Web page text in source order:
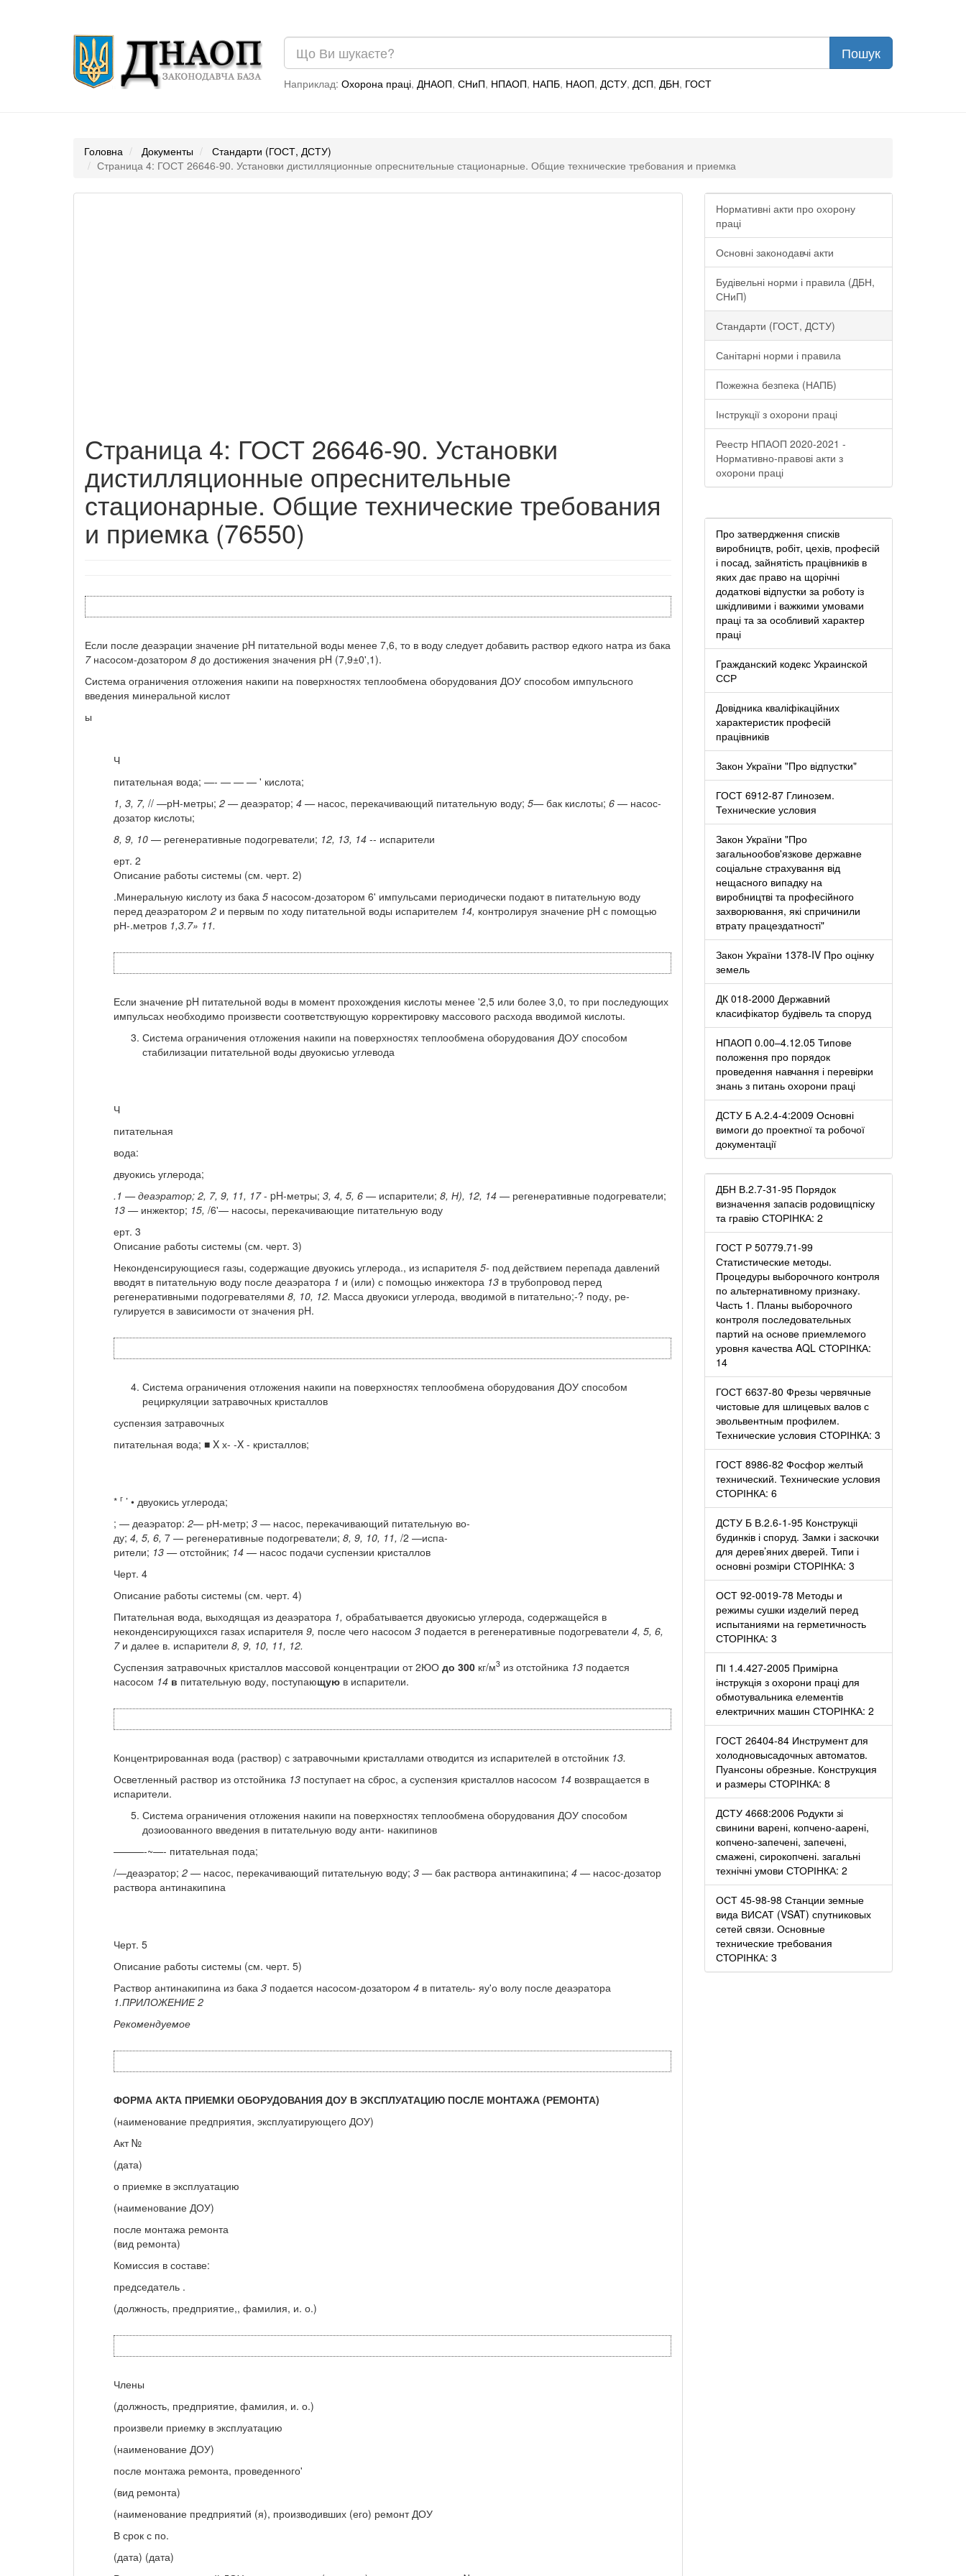
Наприклад: Охорона праці, ДНАОП, СНиП, НПАОП, НАПБ, НАОП, ДСТУ, ДСП, ДБН, ГОСТ
Головна Документы
Стандарти (ГОСТ, ДСТУ)
Страница 4: ГОСТ 26646-90. Установки дистилляционные опреснительные стационарные. Общие технические требования и приемка
Страница 4: ГОСТ 26646-90. Установки
дистилляционные опреснительные
стационарные. Общие технические требования
и приемка (76550)
Если после деаэрации значение pH питательной воды менее 7,6, то в воду следует добавить раствор едкого натра из бака
7насосом-дозатором 8 до дости­жения значения pH (7,9±0',1).
Система ограничения отложения накипи на поверхностях теплообмена обо­рудования ДОУ способом импульсного
введения минеральной кислот
ы
Ч
питательная вода; —- — — — ' кислота;
1, 3, 7, // —рН-метры; 2 —деаэратор; 4 —насос, перекачивающий питательную воду; 5—бак кислоты; 6 — насос-
дозатор кислоты;
8, 9, 10 — регенеративные подогреватели; 12, 13, 14 -- испарители
ерт. 2
Описание работы системы (см. черт. 2)
.Минеральную кислоту из бака 5 насосом-дозатором 6' импульсами периоди­чески подают в питательную воду
перед деаэратором 2 и первым по ходу пита­тельной воды испарителем 14, контролируя значение pH с помощью
рН-.метров 1,3.7» 11.
Если значение pH питательной воды в момент прохождения кислоты менее '2,5 или более 3,0, то при последующих
импульсах необходимо произвести соот­ветствующую корректировку массового расхода вводимой кислоты.
Система ограничения отложения накипи на поверхностях теплообмена оборудования ДОУ способом
стабилизации питательной воды двуокисью угле­вода
Ч
питательная
вода:
двуокись углерода;
.1 — деаэратор; 2, 7, 9, 11, 17- pH-метры; 3, 4, 5, 6 — испарители; 8, Н), 12, 14 — регенеративные подогреватели;
13 —инжектор; 15, /6'— насосы, перекачивающие питательную воду
ерт. 3
Описание работы системы (см. черт. 3)
Неконденсирующиеся газы, содержащие двуокись углерода., из испарителя 5- под действием перепада давлений
вводят в питательную воду после деаэратора 1 и (или) с помощью инжектора 13 в трубопровод перед
регенеративными подогре­вателями 8, 10, 12. Масса двуокиси углерода, вводимой в питательно;-? поду, ре­
гулируется в зависимости от значения pH.
Система ограничения отложения накипи на поверхностях теплообмена оборудования ДОУ способом
рециркуляции затравочных кристаллов
суспензия затравочных
питательная вода; ■ X х- -X - кристаллов;
* г ’ • двуокись углерода;
; — деаэратор: 2—рН-метр; 3 —насос, перекачивающий питательную во-
ду; 4, 5, 6, 7 — регенеративные подогреватели; 8, 9, 10, 11, /2 —испа-
рители; 13 —отстойник; 14 — насос подачи суспензии кристаллов
Черт. 4
Описание работы системы (см. черт. 4)
Питательная вода, выходящая из деаэратора 1, обрабатывается двуокисью углерода, содержащейся в
неконденсирующихся газах испарителя 9, после чего насосом 3 подается в регенеративные подогреватели 4, 5, 6,
7и далее в. испарите­ли 8, 9, 10, 11, 12.
Суспензия затравочных кристаллов массовой концентрации от 2ЮО до 300 кг/м3 из отстойника 13 подается
насосом 14 в питательную воду, поступаю­щую в испарители.
Концентрированная вода (раствор) с затравочными кристаллами отводится из испарителей в отстойник 13.
Осветленный раствор из отстойника 13 поступает на сброс, а суспензия крис­таллов насосом 14 возвращается в
испарители.
Система ограничения отложения накипи на поверхностях теплообмена оборудования ДОУ способом
дозиоованного введения в питательную воду анти- накипинов
———-~—- питательная пода;
/—деаэратор; 2 —насос, перекачи­вающий питательную воду; 3 —бак раствора антинакипина; 4 —насос-до­затор
раствора антинакипина
Черт. 5
Описание работы системы (см. черт. 5)
Раствор антинакипина из бака 3 подается насосом-дозатором 4 в питатель- яу'о волу после деаэратора
1.ПРИЛОЖЕНИЕ 2
Рекомендуемое
ФОРМА АКТА ПРИЕМКИ ОБОРУДОВАНИЯ ДОУ В ЭКСПЛУАТАЦИЮ ПОСЛЕ МОНТАЖА (РЕМОНТА)
(наименование предприятия, эксплуатирующего ДОУ)
Акт №
(дата)
о приемке в эксплуатацию
(наименование ДОУ)
после монтажа ремонта
(вид ремонта)
Комиссия в составе:
председатель .
(должность, предприятие,, фамилия, и. о.)
Члены
(должность, предприятие, фамилия, и. о.)
произвели приемку в эксплуатацию
(наименование ДОУ)
после монтажа ремонта, проведенного'
(вид ремонта)
(наименование предприятий (я), производивших (его) ремонт ДОУ
В срок с по.
(дата) (дата)
Нормативні акти про охорону
праці
Основні законодавчі акти
Будівельні норми і правила (ДБН,
СНиП)
Стандарти (ГОСТ, ДСТУ)
Санітарні норми і правила
Пожежна безпека (НАПБ)
Інструкції з охорони праці
Реестр НПАОП 2020-2021 -
Нормативно-правові акти з
охорони праці
Про затвердження списків
виробництв, робіт, цехів, професій
і посад, зайнятість працівників в
яких дає право на щорічні
додаткові відпустки за роботу із
шкідливими і важкими умовами
праці та за особливий характер
праці
Гражданский кодекс Украинской
ССР
Довідника кваліфікаційних
характеристик професій
працівників
Закон України "Про відпустки"
ГОСТ 6912-87 Глинозем.
Технические условия
Закон України "Про
загальнообов'язкове державне
соціальне страхування від
нещасного випадку на
виробництві та професійного
захворювання, які спричинили
втрату працездатності"
Закон України 1378-IV Про оцінку
земель
ДК 018-2000 Державний
класифікатор будівель та споруд
НПАОП 0.00–4.12.05 Типове
положення про порядок
проведення навчання і перевірки
знань з питань охорони праці
ДСТУ Б А.2.4-4:2009 Основні
вимоги до проектної та робочої
документації
ДБН В.2.7-31-95 Порядок
визначення запасів родовищпіску
та гравію СТОРІНКА: 2
ГОСТ Р 50779.71-99
Статистические методы.
Процедуры выборочного контроля
по альтернативному признаку.
Часть 1. Планы выборочного
контроля последовательных
партий на основе приемлемого
уровня качества AQL СТОРІНКА:
14
ГОСТ 6637-80 Фрезы червячные
чистовые для шлицевых валов с
эвольвентным профилем.
Технические условия СТОРІНКА: 3
ГОСТ 8986-82 Фосфор желтый
технический. Технические условия
СТОРІНКА: 6
ДСТУ Б В.2.6-1-95 Конструкціі
будинків і споруд. Замки і заскочки
для дерев’яних дверей. Типи і
основні розміри СТОРІНКА: 3
ОСТ 92-0019-78 Методы и
режимы сушки изделий перед
испытаниями на герметичность
СТОРІНКА: 3
ПІ 1.4.427-2005 Примірна
інструкція з охорони праці для
обмотувальника елементів
електричних машин СТОРІНКА: 2
ГОСТ 26404-84 Инструмент для
холодновысадочных автоматов.
Пуансоны обрезные. Конструкция
и размеры СТОРІНКА: 8
ДСТУ 4668:2006 Родукти зі
свинини варені, копчено-аарені,
копчено-запечені, запечені,
смажені, сирокопчені. загальні
технічні умови СТОРІНКА: 2
ОСТ 45-98-98 Станции земные
вида ВИСАТ (VSAT) спутниковых
сетей связи. Основные
технические требования
СТОРІНКА: 3